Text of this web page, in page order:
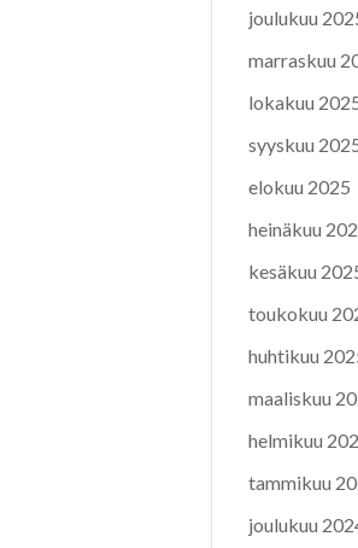
joulukuu
marraskuu
lokakuu
syyskuu
elokuu 2025
heinäkuu
kesäkuu
toukokuu
huhtikuu
maaliskuu
helmikuu
tammikuu
joulukuu